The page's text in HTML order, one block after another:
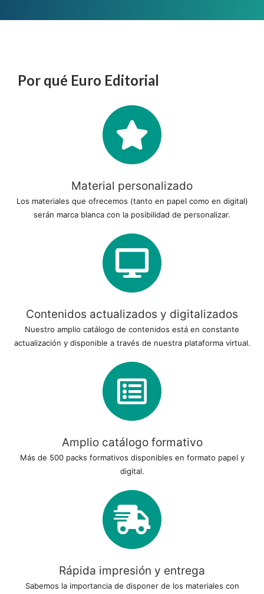
Por qué Euro Editorial
Material personalizado
Los materiales que ofrecemos (tanto en papel como en digital)
serán marca blanca con la posibilidad de personalizar.
Contenidos actualizados y digitalizados
Nuestro amplio catálogo de contenidos está en constante
actualización y disponible a través de nuestra plataforma virtual.
Amplio catálogo formativo
Más de 500 packs formativos disponibles en formato papel y
digital.
Rápida impresión y entrega
Sabemos la importancia de disponer de los materiales con